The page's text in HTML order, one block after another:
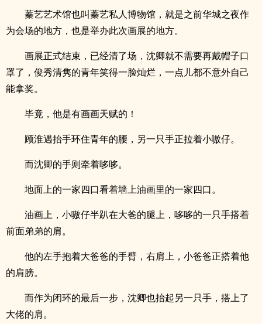
蓁艺艺术馆也叫蓁艺私人博物馆，就是之前华城之夜作
为会场的地方，也是举办此次画展的地方。
画展正式结束，已经清了场，沈卿就不需要再戴帽子口
罩了，俊秀清隽的青年笑得一脸灿烂，一点儿都不意外自己
能拿奖。
毕竟，他是有画画天赋的！
顾淮遇抬手环住青年的腰，另一只手正拉着小嗷仔。
而沈卿的手则牵着哆哆。
地面上的一家四口看着墙上油画里的一家四口。
油画上，小嗷仔半趴在大爸的腿上，哆哆的一只手搭着
前面弟弟的肩。
他的左手抱着大爸爸的手臂，右肩上，小爸爸正搭着他
的肩膀。
而作为闭环的最后一步，沈卿也抬起另一只手，搭上了
大佬的肩。